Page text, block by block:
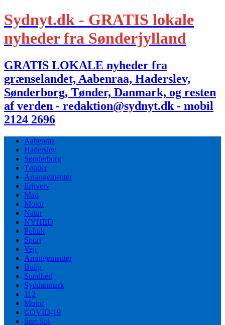
Sydnyt.dk - GRATIS lokale
nyheder fra Sønderjylland
GRATIS LOKALE nyheder fra
grænselandet, Aabenraa, Haderslev,
Sønderborg, Tønder, Danmark, og resten
af verden - redaktion@sydnyt.dk - mobil
2124 2696
Aabenraa
Haderslev
Sønderborg
Tønder
Arrangementer
Erhverv
Mad
Motor
Natur
NYHED
Politik
Sport
Vejr
Arrangementer
Bolig
Sundhed
Syddanmark
112
Motor
COVID-19
Sort Sol